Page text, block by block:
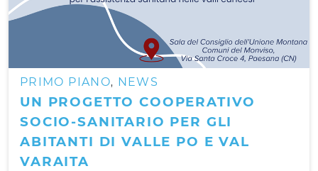
PRIMO PIANO, NEWS
UN PROGETTO COOPERATIVO
SOCIO-SANITARIO PER GLI
ABITANTI DI VALLE PO E VAL
VARAITA